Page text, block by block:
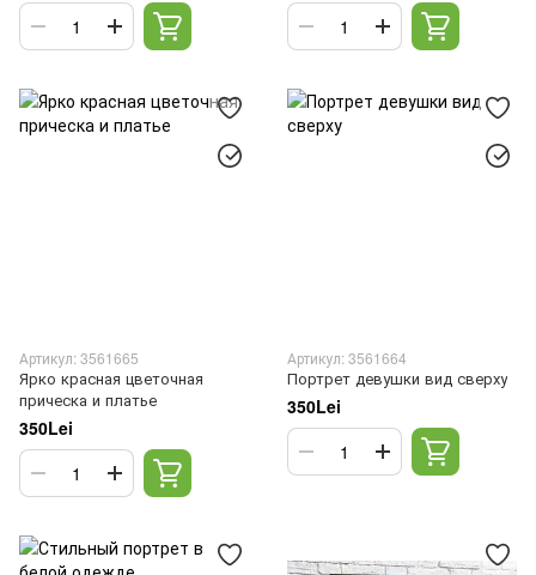
Артикул: 3561665
Ярко красная цветочная
прическа и платье
350Lei
Артикул: 3561664
Портрет девушки вид сверху
350Lei